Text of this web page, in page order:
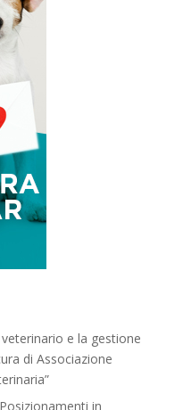
e la gestione
di Associazione
in